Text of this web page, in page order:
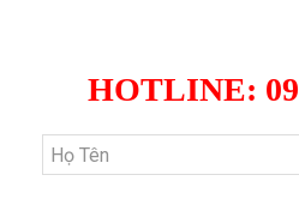
HOTLINE: